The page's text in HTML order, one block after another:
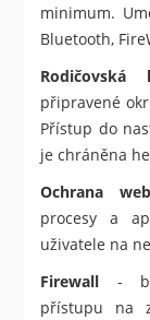
minimum.
Bluetooth,
Rodičovská
připravené
Přístup do
je chráněna
Ochrana
procesy a
uživatele na
Firewall -
přístupu na